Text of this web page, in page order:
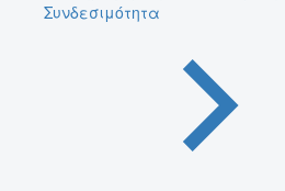
Συνδεσιμότητα